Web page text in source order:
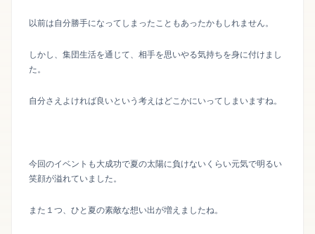
以前は自分勝手になってしまったこともあったかもしれません。
しかし、集団生活を通じて、相手を思いやる気持ちを身に付けまし
た。
自分さえよければ良いという考えはどこかにいってしまいますね。
今回のイベントも大成功で夏の太陽に負けないくらい元気で明るい
笑顔が溢れていました。
また１つ、ひと夏の素敵な想い出が増えましたね。